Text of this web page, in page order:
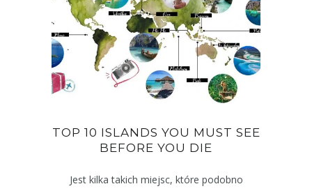
TOP 10 ISLANDS YOU MUST SEE
BEFORE YOU DIE
Jest kilka takich miejsc, które podobno